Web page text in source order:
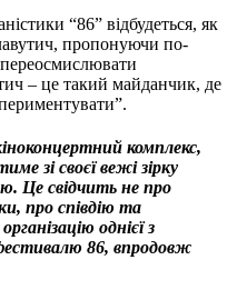
“86” відбудеться, як
пропонуючи по-
– це такий майданчик, де
комплекс,
зі своєї вежі зірку
Це свідчить не про
про співдію та
однієї з
86, впродовж